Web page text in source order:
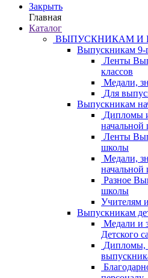
Закрыть
Главная
Каталог
ВЫПУСКНИКАМ И
Выпускникам 9-
Ленты
классов
Медали,
Для
Выпускникам
Дипломы
Ленты
школы
Медали,
Разное
школы
Учителям
Выпускникам
Медали и
Детского
Дипломы,